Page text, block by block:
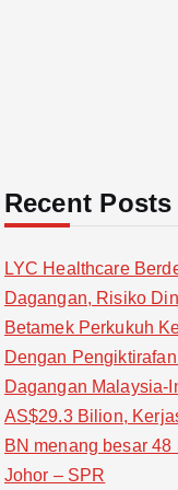
Recent Posts
LYC Healthcare
Dagangan, Risiko
Betamek Perkukuh
Dengan
Dagangan Malaysia-
AS$29.3 Bilion,
BN menang besar
Johor – SPR